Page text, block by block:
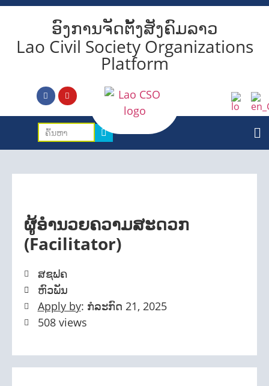
ອົງການຈັດຕັ້ງສັງຄົມລາວ
Lao Civil Society Organizations
Platform
ຜູ້ອຳນວຍຄວາມສະດວກ
(Facilitator)
ສຊຟຄ
ຫົວພັນ
Apply by: ກໍລະກົດ 21, 2025
508 views